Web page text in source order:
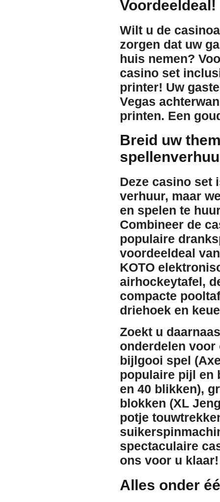
Voordeeldeal!
Wilt u de
zorgen dat uw
huis nemen?
casino set
printer! Uw
Vegas
printen. Een
Breid uw
Deze casino set
verhuur, maar
en spelen te
Combineer de
populaire
voordeeldeal
KOTO
airhockeytafel,
compacte
driehoek en
Zoekt u
onderdelen voor
bijlgooi spel
populaire pijl en
en 40 blikken),
blokken (XL
potje
spectaculaire
ons voor u klaar!
Alles onder